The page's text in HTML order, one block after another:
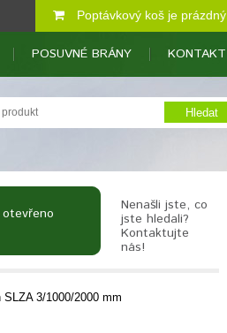
Poptávkový koš je prázdný
POSUVNÉ BRÁNY KONTAKT
Nenašli jste, co
jste hledali?
Kontaktujte
nás!
SLZA 3/1000/2000 mm